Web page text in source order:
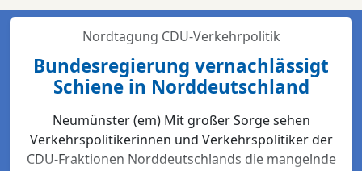
Nordtagung CDU-Verkehrpolitik
Bundesregierung vernachlässigt
Schiene in Norddeutschland
Neumünster (em) Mit großer Sorge sehen
Verkehrspolitikerinnen und Verkehrspolitiker der
CDU-Fraktionen Norddeutschlands die mangelnde